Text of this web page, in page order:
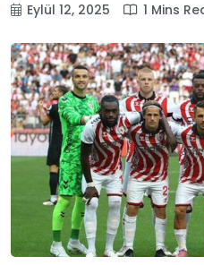
Eylül 12, 2025 1 Mins